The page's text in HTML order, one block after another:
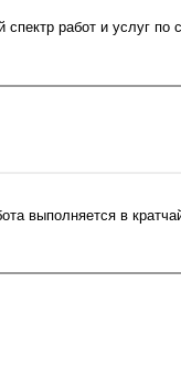
работ и услуг по
выполняется в